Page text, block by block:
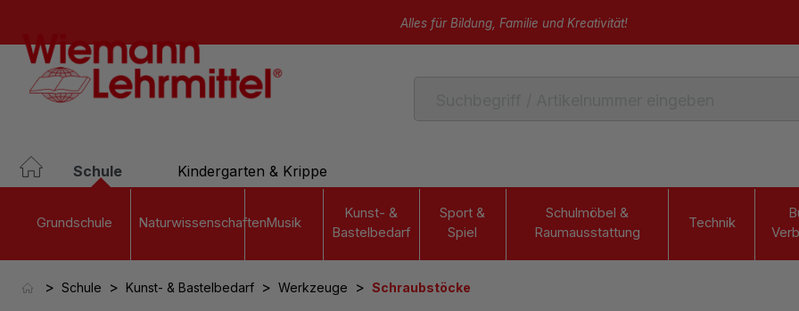
Alles für Bildung, Familie und Kreativität!
Schule Kindergarten & Krippe
Grundschule NaturwissenschaftenMusik
Kunst- &
Bastelbedarf
Sport &
Spiel
Schulmöbel &
Raumausstattung
Technik
> Schule > Kunst- & Bastelbedarf > Werkzeuge > Schraubstöcke